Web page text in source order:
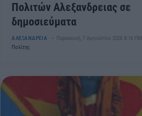
Πολιτών Αλεξανδρειας σε
δημοσιεύματα
ΑΛΕΞΑΝΔΡΕΙΑ Παρασκευή, 7 Αυγούστου 2026 8:16 ΠΜ
Πολίτης